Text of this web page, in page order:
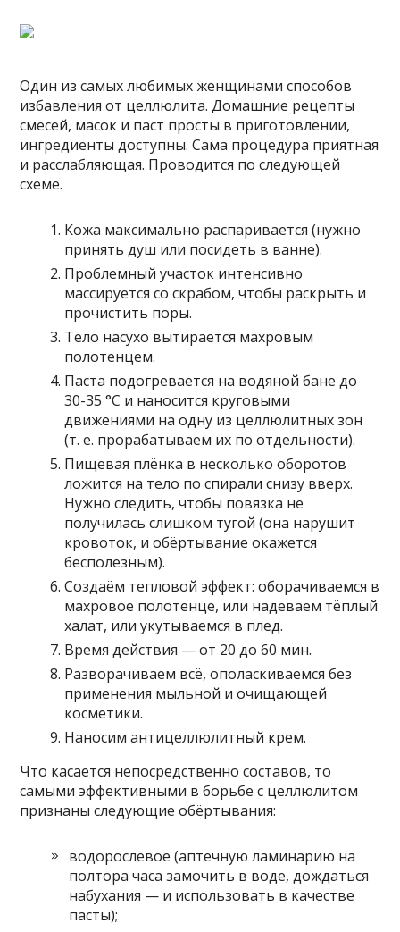
Один из самых любимых женщинами способов
избавления от целлюлита. Домашние рецепты
смесей, масок и паст просты в приготовлении,
ингредиенты доступны. Сама процедура приятная
и расслабляющая. Проводится по следующей
схеме.
Кожа максимально распаривается (нужно
принять душ или посидеть в ванне).
Проблемный участок интенсивно
массируется со скрабом, чтобы раскрыть и
прочистить поры.
Тело насухо вытирается махровым
полотенцем.
Паста подогревается на водяной бане до
30-35 °С и наносится круговыми
движениями на одну из целлюлитных зон
(т. е. прорабатываем их по отдельности).
Пищевая плёнка в несколько оборотов
ложится на тело по спирали снизу вверх.
Нужно следить, чтобы повязка не
получилась слишком тугой (она нарушит
кровоток, и обёртывание окажется
бесполезным).
Создаём тепловой эффект: оборачиваемся в
махровое полотенце, или надеваем тёплый
халат, или укутываемся в плед.
Время действия — от 20 до 60 мин.
Разворачиваем всё, ополаскиваемся без
применения мыльной и очищающей
косметики.
Наносим антицеллюлитный крем.
Что касается непосредственно составов, то
самыми эффективными в борьбе с целлюлитом
признаны следующие обёртывания:
водорослевое (аптечную ламинарию на
полтора часа замочить в воде, дождаться
набухания — и использовать в качестве
пасты);